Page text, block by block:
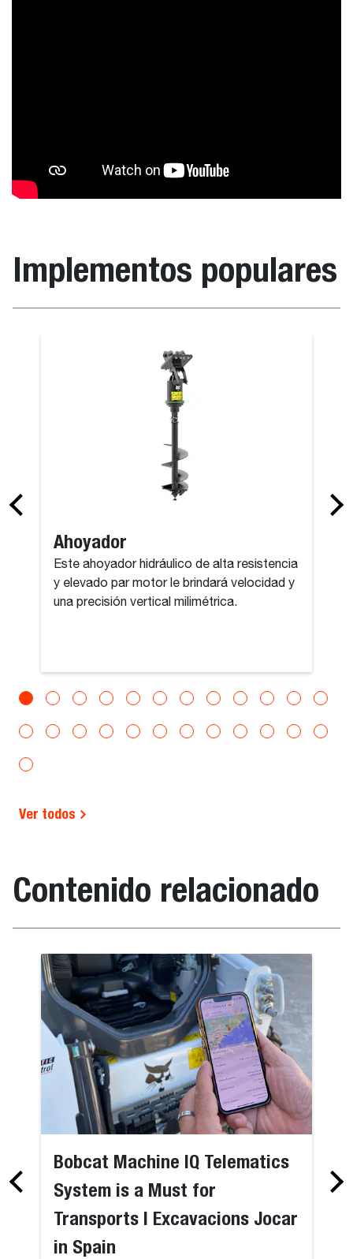
Implementos populares
Ahoyador
Este ahoyador hidráulico de alta resistencia
y elevado par motor le brindará velocidad y
una precisión vertical milimétrica.
Ver todos
Contenido relacionado
Bobcat Machine IQ Telematics
System is a Must for
Transports I Excavacions Jocar
in Spain